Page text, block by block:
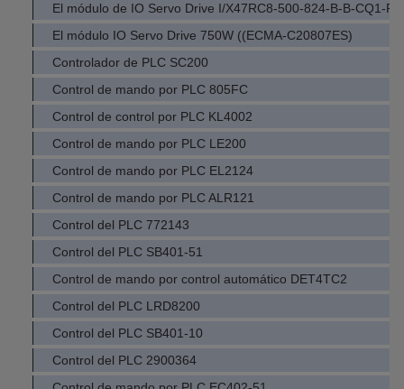
El módulo de IO Servo Drive I/X47RC8-500-824-B-B-CQ1-R
El módulo IO Servo Drive 750W ((ECMA-C20807ES)
Controlador de PLC SC200
Control de mando por PLC 805FC
Control de control por PLC KL4002
Control de mando por PLC LE200
Control de mando por PLC EL2124
Control de mando por PLC ALR121
Control del PLC 772143
Control del PLC SB401-51
Control de mando por control automático DET4TC2
Control del PLC LRD8200
Control del PLC SB401-10
Control del PLC 2900364